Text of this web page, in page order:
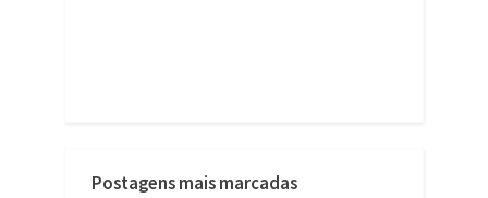
Postagens mais marcadas